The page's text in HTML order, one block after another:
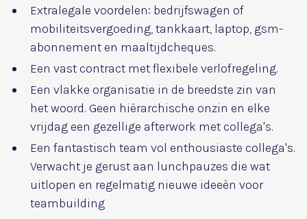
Extralegale voordelen: bedrijfswagen of
mobiliteitsvergoeding, tankkaart, laptop, gsm-
abonnement en maaltijdcheques.
Een vast contract met flexibele verlofregeling.
Een vlakke organisatie in de breedste zin van
het woord. Geen hiërarchische onzin en elke
vrijdag een gezellige afterwork met collega's.
Een fantastisch team vol enthousiaste collega's.
Verwacht je gerust aan lunchpauzes die wat
uitlopen en regelmatig nieuwe ideeën voor
teambuilding